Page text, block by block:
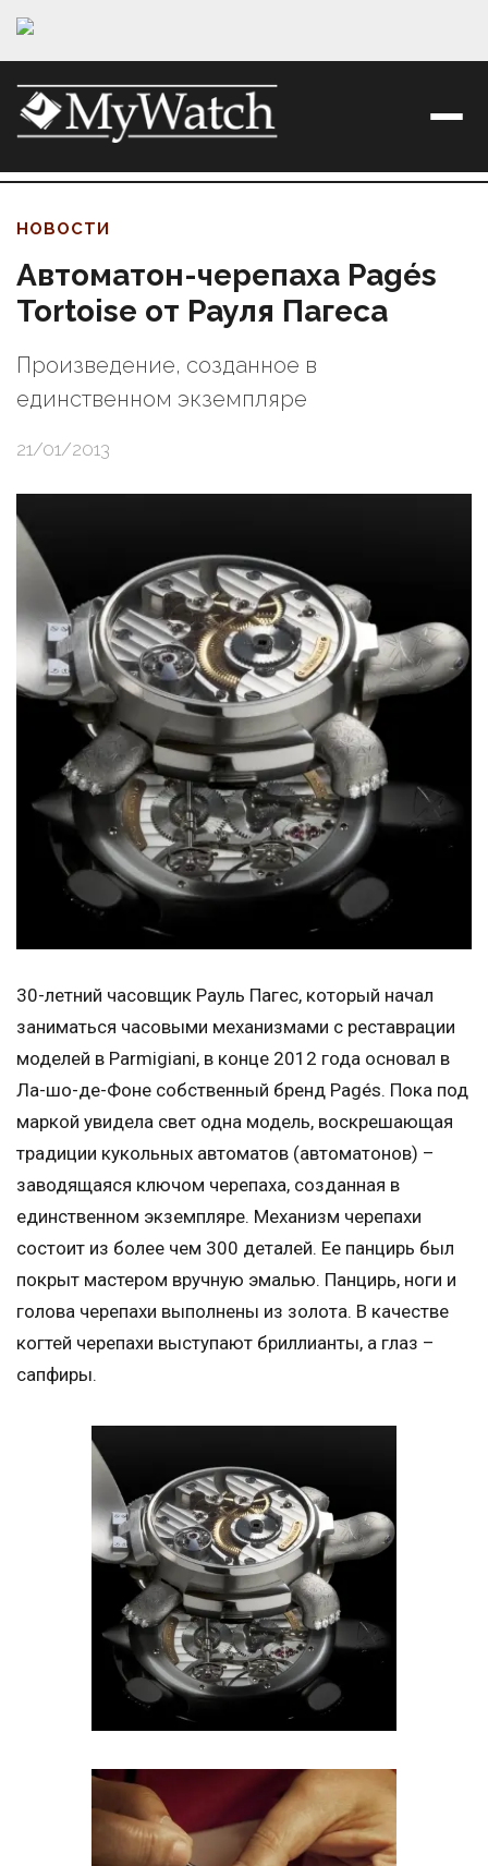
НОВОСТИ
Автоматон-черепаха Pagés
Tortoise от Рауля Пагеса
Произведение, созданное в
единственном экземпляре
21/01/2013
30-летний часовщик Рауль Пагес, который начал
заниматься часовыми механизмами с реставрации
моделей в Parmigiani, в конце 2012 года основал в
Ла-шо-де-Фоне собственный бренд Pagés. Пока под
маркой увидела свет одна модель, воскрешающая
традиции кукольных автоматов (автоматонов) –
заводящаяся ключом черепаха, созданная в
единственном экземпляре. Механизм черепахи
состоит из более чем 300 деталей. Ее панцирь был
покрыт мастером вручную эмалью. Панцирь, ноги и
голова черепахи выполнены из золота. В качестве
когтей черепахи выступают бриллианты, а глаз –
сапфиры.